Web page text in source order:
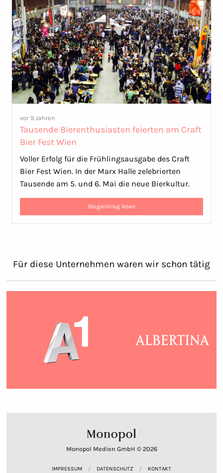
vor 9 Jahren
Tausende Bierenthusiasten feierten am Craft
Bier Fest Wien
Voller Erfolg für die Frühlingsausgabe des Craft
Bier Fest Wien. In der Marx Halle zelebrierten
Tausende am 5. und 6. Mai die neue Bierkultur.
Blogeintrag lesen
Für diese Unternehmen waren wir schon tätig
Monopol Medien GmbH © 2026
IMPRESSUM DATENSCHUTZ KONTAKT